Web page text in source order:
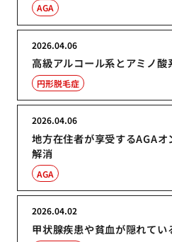
AGA
高級アルコール系とアミノ
2026.04.06
円形脱毛症
地方在住者が享受するAGA
解消
2026.04.06
AGA
甲状腺疾患や貧血が隠れてい
2026.04.02